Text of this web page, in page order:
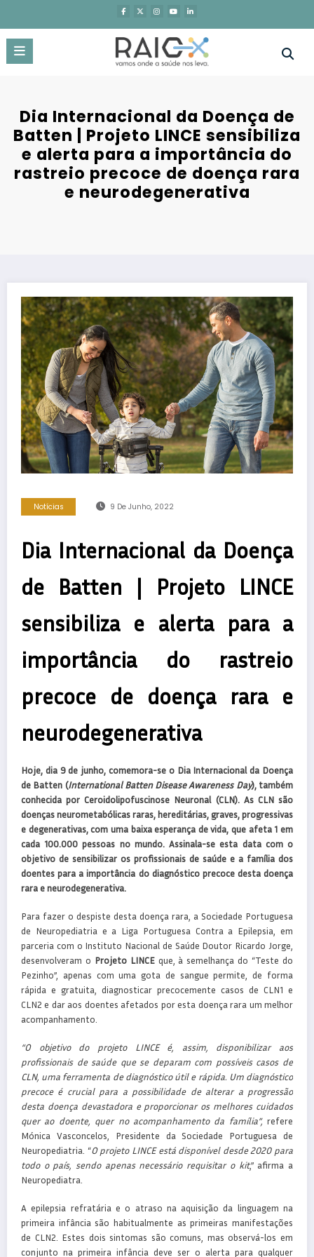
o
conteúdo
Dia Internacional da Doença de
Batten | Projeto LINCE sensibiliza
e alerta para a importância do
rastreio precoce de doença rara
e neurodegenerativa
Notícias 9 De Junho, 2022
Dia Internacional da Doença
de Batten | Projeto LINCE
sensibiliza e alerta para a
importância do rastreio
precoce de doença rara e
neurodegenerativa
Hoje, dia 9 de junho, comemora-se o Dia Internacional da Doença
de Batten (International Batten Disease Awareness Day), também
conhecida por Ceroidolipofuscinose Neuronal (CLN). As CLN são
doenças neurometabólicas raras, hereditárias, graves, progressivas
e degenerativas, com uma baixa esperança de vida, que afeta 1 em
cada 100.000 pessoas no mundo. Assinala-se esta data com o
objetivo de sensibilizar os profissionais de saúde e a família dos
doentes para a importância do diagnóstico precoce desta doença
rara e neurodegenerativa.
Para fazer o despiste desta doença rara, a Sociedade Portuguesa
de Neuropediatria e a Liga Portuguesa Contra a Epilepsia, em
parceria com o Instituto Nacional de Saúde Doutor Ricardo Jorge,
desenvolveram o Projeto LINCEque, à semelhança do “Teste do
Pezinho”, apenas com uma gota de sangue permite, de forma
rápida e gratuita, diagnosticar precocemente casos de CLN1 e
CLN2 e dar aos doentes afetados por esta doença rara um melhor
acompanhamento.
“O objetivo do projeto LINCE é, assim, disponibilizar aos
profissionais de saúde que se deparam com possíveis casos de
CLN, uma ferramenta de diagnóstico útil e rápida. Um diagnóstico
precoce é crucial para a possibilidade de alterar a progressão
desta doença devastadora e proporcionar os melhores cuidados
quer ao doente, quer no acompanhamento da família”,refere
Mónica Vasconcelos, Presidente da Sociedade Portuguesa de
Neuropediatria. “O projeto LINCE está disponível desde 2020 para
todo o país, sendo apenas necessário requisitar o kit,” afirma a
Neuropediatra.
A epilepsia refratária e o atraso na aquisição da linguagem na
primeira infância são habitualmente as primeiras manifestações
de CLN2. Estes dois sintomas são comuns, mas observá-los em
conjunto na primeira infância deve ser o alerta para qualquer